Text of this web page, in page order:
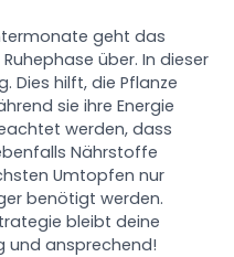
geht das
über. In dieser
Dies hilft, die Pflanze
sie ihre Energie
werden, dass
Nährstoffe
Umtopfen nur
benötigt werden.
bleibt deine
und ansprechend!